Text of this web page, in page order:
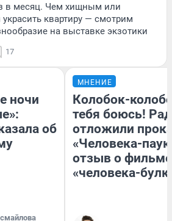
в месяц. Чем хищным или
квартиру — смотрим
на выставке экзотики
17
ночи
об
МНЕНИЕ
Колобок-
тебя боюсь!
отложили
«Человека-
отзыв о
«человека-